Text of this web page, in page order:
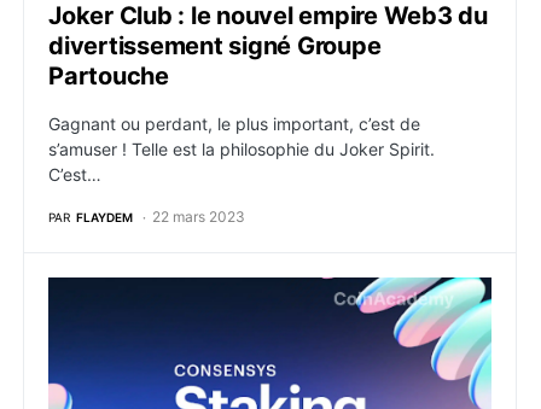
Joker Club : le nouvel empire Web3 du
divertissement signé Groupe
Partouche
Gagnant ou perdant, le plus important, c’est de
s’amuser ! Telle est la philosophie du Joker Spirit.
C’est…
PAR FLAYDEM 22 mars 2023
ConsenSys lance sa marketplace de staking ETH